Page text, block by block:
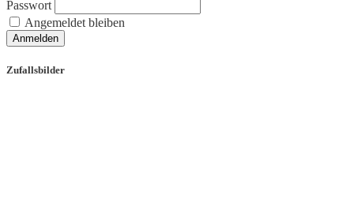
Passwort
Angemeldet bleiben
Anmelden
Zufallsbilder